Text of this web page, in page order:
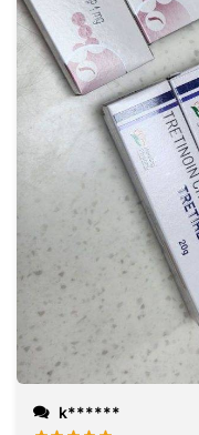
k******